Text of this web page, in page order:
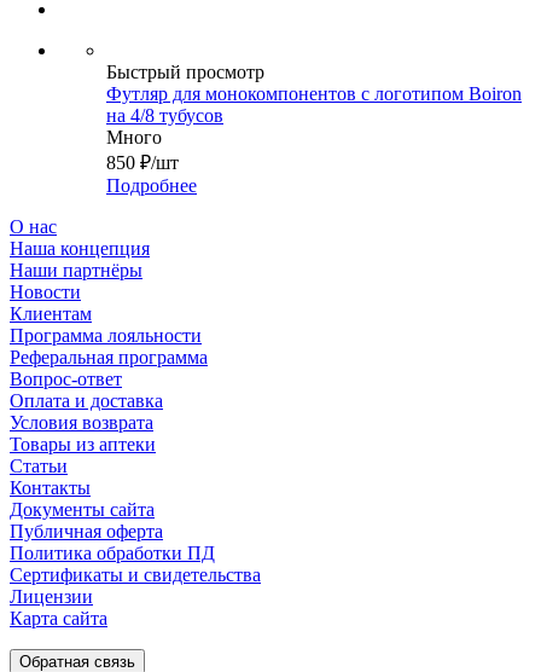
Быстрый просмотр
Футляр для монокомпонентов с логотипом Boiron
на 4/8 тубусов
Много
850 ₽/шт
Подробнее
О нас
Наша концепция
Наши партнёры
Новости
Клиентам
Программа лояльности
Реферальная программа
Вопрос-ответ
Оплата и доставка
Условия возврата
Товары из аптеки
Статьи
Контакты
Документы сайта
Публичная оферта
Политика обработки ПД
Сертификаты и свидетельства
Лицензии
Карта сайта
Обратная связь